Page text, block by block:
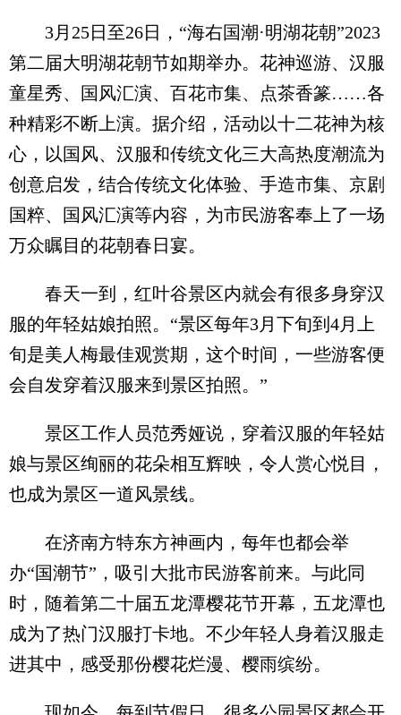
3月25日至26日，“海右国潮·明湖花朝”2023
第二届大明湖花朝节如期举办。花神巡游、汉服
童星秀、国风汇演、百花市集、点茶香篆……各
种精彩不断上演。据介绍，活动以十二花神为核
心，以国风、汉服和传统文化三大高热度潮流为
创意启发，结合传统文化体验、手造市集、京剧
国粹、国风汇演等内容，为市民游客奉上了一场
万众瞩目的花朝春日宴。
春天一到，红叶谷景区内就会有很多身穿汉
服的年轻姑娘拍照。“景区每年3月下旬到4月上
旬是美人梅最佳观赏期，这个时间，一些游客便
会自发穿着汉服来到景区拍照。”
景区工作人员范秀娅说，穿着汉服的年轻姑
娘与景区绚丽的花朵相互辉映，令人赏心悦目，
也成为景区一道风景线。
在济南方特东方神画内，每年也都会举
办“国潮节”，吸引大批市民游客前来。与此同
时，随着第二十届五龙潭樱花节开幕，五龙潭也
成为了热门汉服打卡地。不少年轻人身着汉服走
进其中，感受那份樱花烂漫、樱雨缤纷。